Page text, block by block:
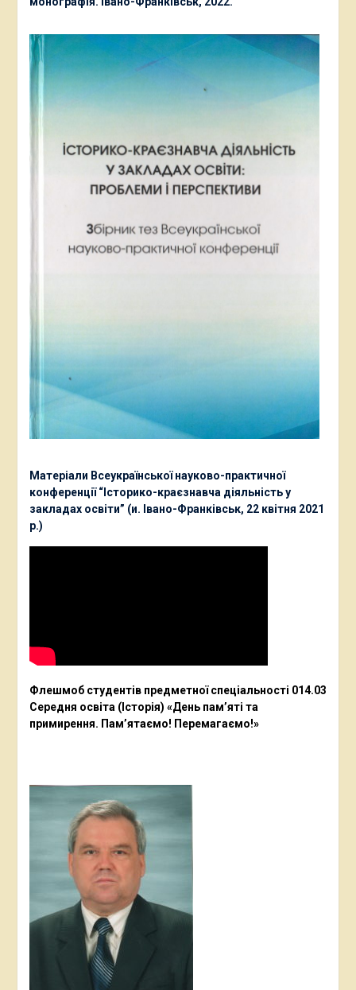
Матеріали Всеукраїнської науково-практичної
конференції “Історико-краєзнавча діяльність у
закладах освіти” (и. Івано-Франківськ, 22 квітня 2021
р.)
Флешмоб студентів предметної спеціальності 014.03
Середня освіта (Історія) «День пам’яті та
примирення. Пам’ятаємо! Перемагаємо!»